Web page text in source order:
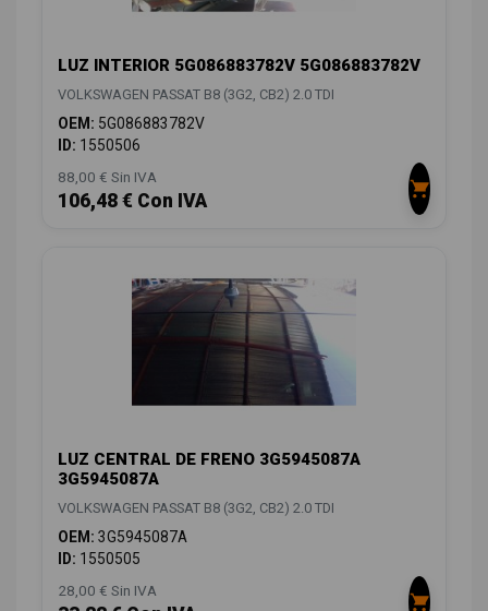
LUZ INTERIOR 5G086883782V 5G086883782V
VOLKSWAGEN PASSAT B8 (3G2, CB2) 2.0 TDI
OEM: 5G086883782V
ID: 1550506
88,00 € Sin IVA
106,48 € Con IVA
LUZ CENTRAL DE FRENO 3G5945087A
3G5945087A
VOLKSWAGEN PASSAT B8 (3G2, CB2) 2.0 TDI
OEM: 3G5945087A
ID: 1550505
28,00 € Sin IVA